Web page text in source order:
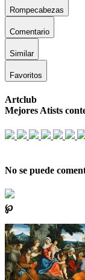
Rompecabezas
Comentario
Similar
Favoritos
Artclub
Mejores Atists
No se puede
℘